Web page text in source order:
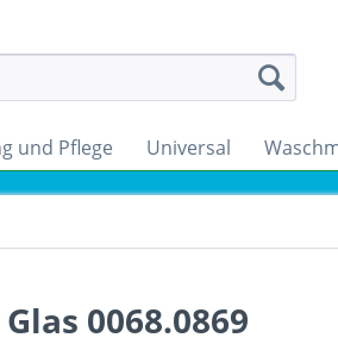
und Pflege Universal
0068.0869